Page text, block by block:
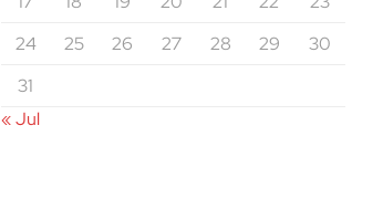
24
25 26 27 28 29
30
31
« Jul